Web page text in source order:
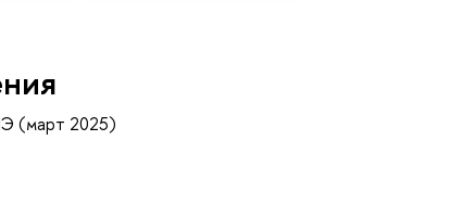
(март 2025)